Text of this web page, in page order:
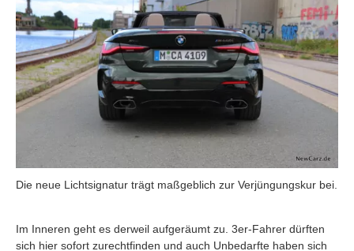
Die neue Lichtsignatur trägt maßgeblich zur Verjüngungskur bei.
Im Inneren geht es derweil aufgeräumt zu. 3er-Fahrer dürften
sich hier sofort zurechtfinden und auch Unbedarfte haben sich